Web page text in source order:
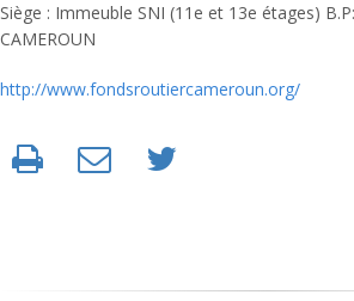
Siège : Immeuble SNI (11e et 13e étages)
CAMEROUN
http://www.fondsroutiercameroun.org/